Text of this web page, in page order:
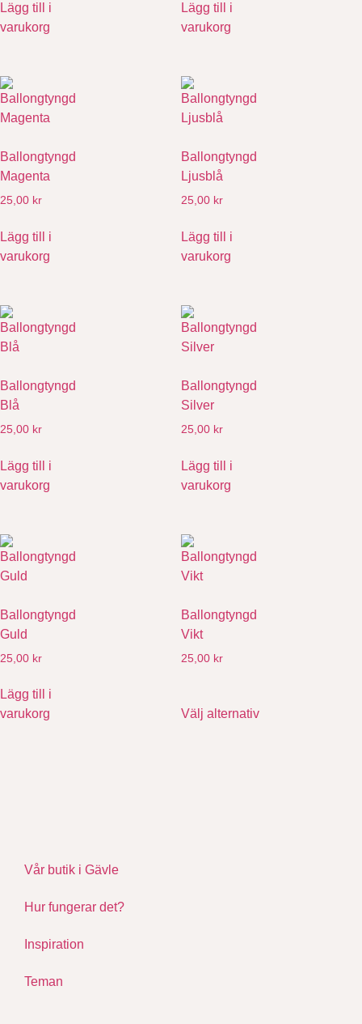
Lägg till i
varukorg
Lägg till i
varukorg
Ballongtyngd
Magenta
25,00 kr
Lägg till i
varukorg
Ballongtyngd
Ljusblå
25,00 kr
Lägg till i
varukorg
Ballongtyngd
Blå
25,00 kr
Lägg till i
varukorg
Ballongtyngd
Silver
25,00 kr
Lägg till i
varukorg
Ballongtyngd
Guld
25,00 kr
Lägg till i
varukorg
Ballongtyngd
Vikt
25,00 kr
Välj alternativ
Vår butik i Gävle
Hur fungerar det?
Inspiration
Teman